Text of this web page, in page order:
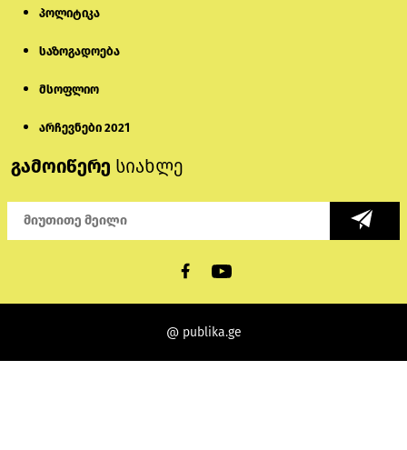
პოლიტიკა
საზოგადოება
მსოფლიო
არჩევნები 2021
გამოიწერე სიახლე
@ publika.ge